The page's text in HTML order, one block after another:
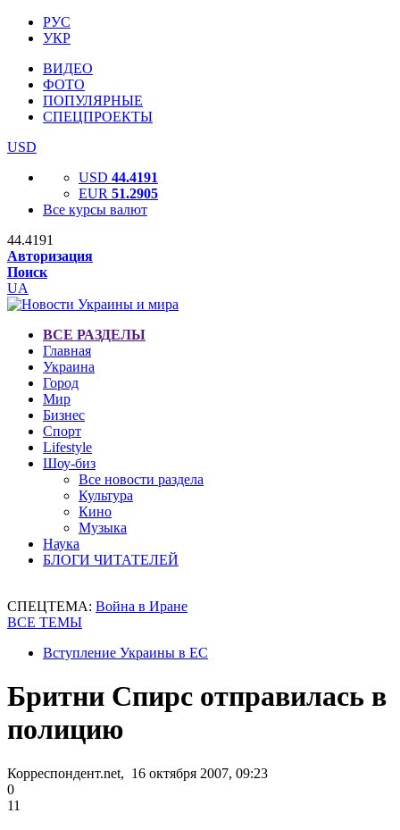
РУС
УКР
ВИДЕО
ФОТО
ПОПУЛЯРНЫЕ
СПЕЦПРОЕКТЫ
USD
USD 44.4191
EUR 51.2905
Все курсы валют
44.4191
Авторизация
Поиск
UA
ВСЕ РАЗДЕЛЫ
Главная
Украина
Город
Мир
Бизнес
Спорт
Lifestyle
Шоу-биз
Все новости раздела
Культура
Кино
Музыка
Наука
БЛОГИ ЧИТАТЕЛЕЙ
СПЕЦТЕМА: Война в Иране
ВСЕ ТЕМЫ
Вступление Украины в ЕС
Бритни Спирс отправилась в
полицию
Корреспондент.net, 16 октября 2007, 09:23
0
11